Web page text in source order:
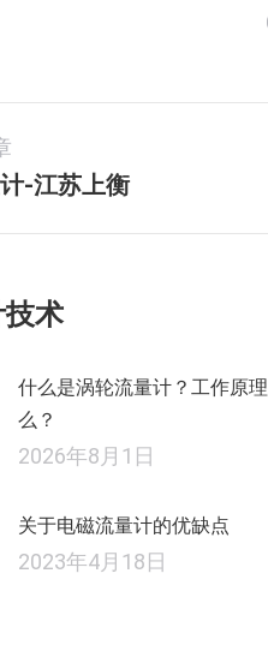
-江苏上衡
术
什么是涡轮流量计？工作原
么？
2026年8月1日
关于电磁流量计的优缺点
2023年4月18日